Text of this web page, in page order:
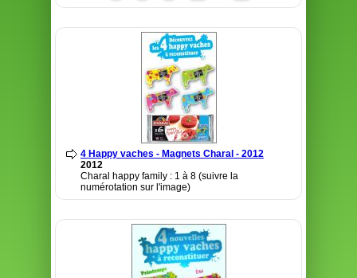
4 Happy vaches - Magnets Charal - 2012
2012
Charal happy family : 1 à 8 (suivre la
numérotation sur l'image)